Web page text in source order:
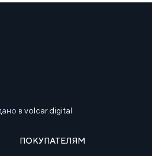
в volcar.digital
ПОКУПАТЕЛЯМ